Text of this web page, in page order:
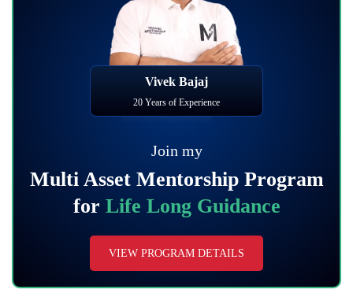
Vivek Bajaj
20 Years of Experience
Join my
Multi Asset Mentorship Program
for Life Long Guidance
VIEW PROGRAM DETAILS